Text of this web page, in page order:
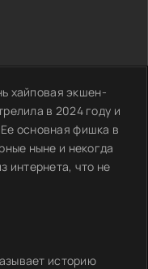
хайповая экшен-
в 2024 году и
основная фишка в
ныне и некогда
интернета, что не
историю